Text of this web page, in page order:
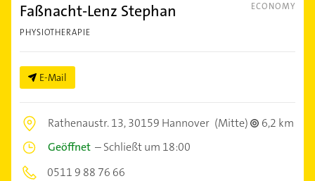
ECONOMY
Faßnacht-Lenz Stephan
PHYSIOTHERAPIE
E-Mail
Rathenaustr. 13,30159 Hannover (Mitte)
6,2 km
Geöffnet –Schließt um 18:00
0511 9 88 76 66